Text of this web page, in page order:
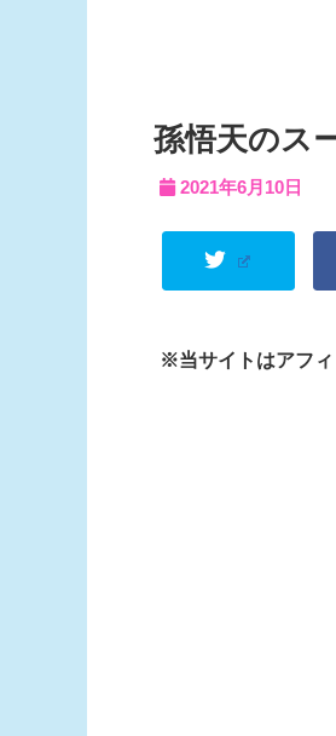
孫悟天のス
2021年6月10日
※当サイトはアフ